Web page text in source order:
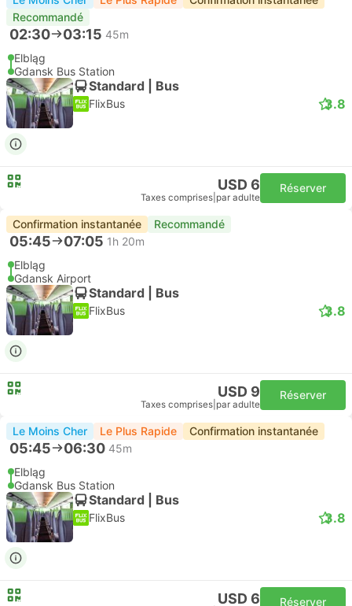
Recommandé
02:30 03:15 45m
Elbląg
Gdansk Bus Station
Standard | Bus
FlixBus 3.8
USD 6
Taxes comprises par adulte
Réserver
Confirmation instantanée Recommandé
05:45 07:05 1h 20m
Elbląg
Gdansk Airport
Standard | Bus
FlixBus 3.8
USD 9
Taxes comprises par adulte
Réserver
Le Moins Cher Le Plus Rapide Confirmation instantanée
05:45 06:30 45m
Elbląg
Gdansk Bus Station
Standard | Bus
FlixBus 3.8
USD 6 Réserver